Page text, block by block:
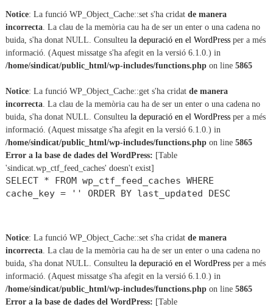
Notice: La funció WP_Object_Cache::set s'ha cridat de manera
incorrecta. La clau de la memòria cau ha de ser un enter o una cadena no
buida, s'ha donat NULL. Consulteu la depuració en el WordPressper a més
informació. (Aquest missatge s'ha afegit en la versió 6.1.0.) in
/home/sindicat/public_html/wp-includes/functions.phpon line 5865
Notice: La funció WP_Object_Cache::get s'ha cridat de manera
incorrecta. La clau de la memòria cau ha de ser un enter o una cadena no
buida, s'ha donat NULL. Consulteu la depuració en el WordPressper a més
informació. (Aquest missatge s'ha afegit en la versió 6.1.0.) in
/home/sindicat/public_html/wp-includes/functions.phpon line 5865
Error a la base de dades del WordPress: [Table
'sindicat.wp_ctf_feed_caches' doesn't exist]
SELECT * FROM wp_ctf_feed_caches WHERE
cache_key = '' ORDER BY last_updated DESC
Notice: La funció WP_Object_Cache::set s'ha cridat de manera
incorrecta. La clau de la memòria cau ha de ser un enter o una cadena no
buida, s'ha donat NULL. Consulteu la depuració en el WordPressper a més
informació. (Aquest missatge s'ha afegit en la versió 6.1.0.) in
/home/sindicat/public_html/wp-includes/functions.phpon line 5865
Error a la base de dades del WordPress: [Table